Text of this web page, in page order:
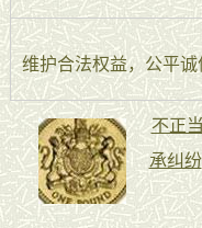
维护合法权益，公平诚